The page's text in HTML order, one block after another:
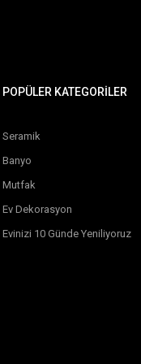
POPÜLER KATEGORİLER
Seramik
Banyo
Mutfak
Ev Dekorasyon
Evinizi 10 Günde Yeniliyoruz